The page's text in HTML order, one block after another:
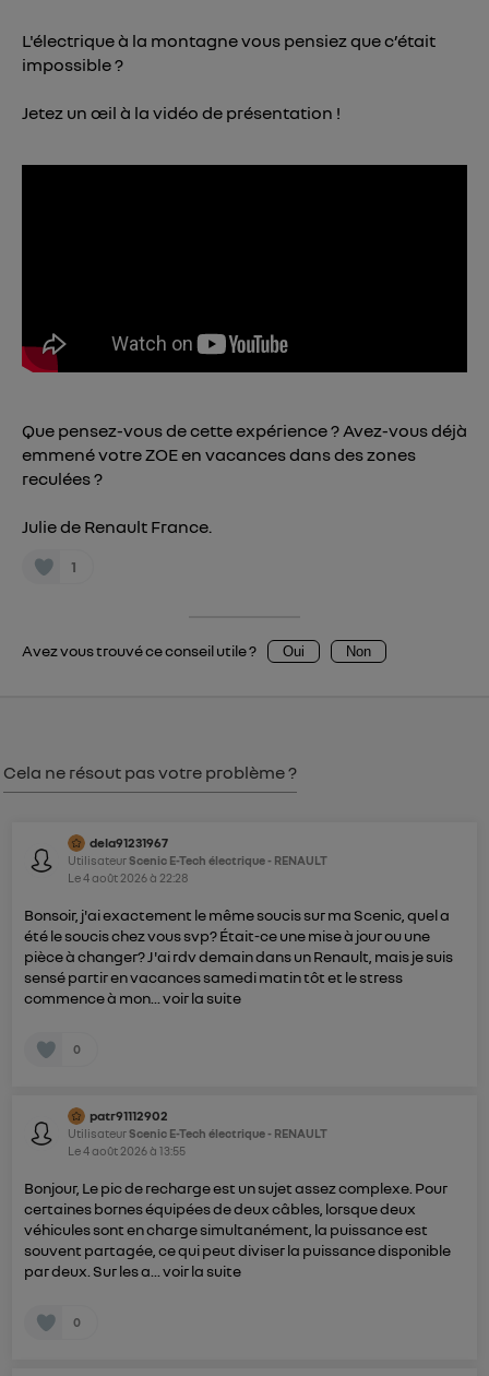
L'électrique à la montagne vous pensiez que c’était
impossible ?
Jetez un œil à la vidéo de présentation !
Que pensez-vous de cette expérience ? Avez-vous déjà
emmené votre ZOE en vacances dans des zones
reculées ?
Julie de Renault France.
1
Avez vous trouvé ce conseil utile ? Oui Non
Cela ne résout pas votre problème ?
dela91231967
UtilisateurScenic E-Tech électrique - RENAULT
Le4 août 2026à 22:28
Bonsoir, j'ai exactement le même soucis sur ma Scenic, quel a
été le soucis chez vous svp? Était-ce une mise à jour ou une
pièce à changer? J'ai rdv demain dans un Renault, mais je suis
sensé partir en vacances samedi matin tôt et le stress
commence à mon...voir la suite
0
patr91112902
UtilisateurScenic E-Tech électrique - RENAULT
Le4 août 2026à13:55
Bonjour, Le pic de recharge est un sujet assez complexe. Pour
certaines bornes équipées de deux câbles, lorsque deux
véhicules sont en charge simultanément, la puissance est
souvent partagée, ce qui peut diviser la puissance disponible
par deux. Sur les a...voir la suite
0
consentement surle portail d’Utiq("
") ou via la page « gérer Utiq » en bas de ce site.
Politique d'information sur les données